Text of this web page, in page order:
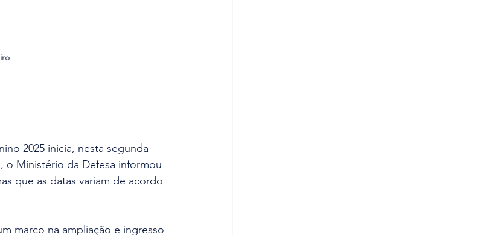
2025 inicia, nesta segunda-
o Ministério da Defesa informou
que as datas variam de acordo
marco na ampliação e ingresso